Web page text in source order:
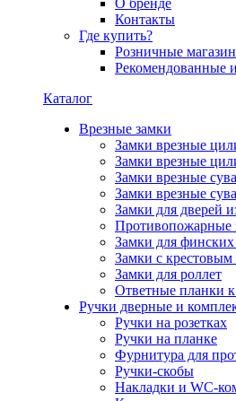
О бренде
Контакты
Где купить?
Розничные
Рекомендованные
Каталог
Врезные замки
Замки врезные
Замки врезные
Замки врезные
Замки врезные
Замки для дверей
Противопожарные
Замки для финских
Замки с
Замки для роллет
Ответные планки
Ручки дверные и
Ручки на розетках
Ручки на планке
Фурнитура для
Ручки-скобы
Накладки и WC-